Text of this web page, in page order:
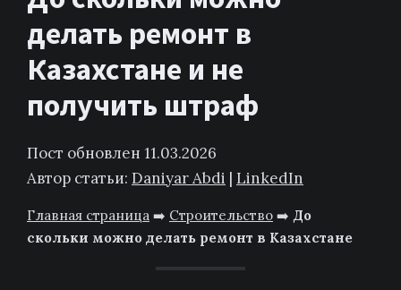
делать ремонт в
Казахстане и не
получить штраф
Пост обновлен 11.03.2026
Автор статьи: Daniyar Abdi | LinkedIn
Главная страница ➡️ Строительство ➡️ До
скольки можно делать ремонт в Казахстане